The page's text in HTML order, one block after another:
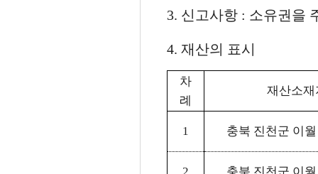
3. 신고사항 : 소유권을
4. 재산의 표시
차
례
재산소재
1 충북 진천군 이